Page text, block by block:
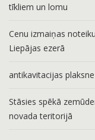
tīkliem un lomu
Cenu izmaiņas
Liepājas ezerā
antikavitacijas plaksne
Stāsies spēkā
novada teritorijā